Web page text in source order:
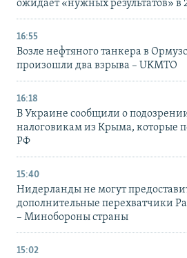
ожидает «нужных результатов» в
16:55
Возле нефтяного танкера в
произошли два взрыва – UKMTO
16:18
В Украине сообщили о
налоговикам из Крыма, которые
РФ
15:40
Нидерланды не могут
дополнительные перехватчики
– Минобороны страны
15:02